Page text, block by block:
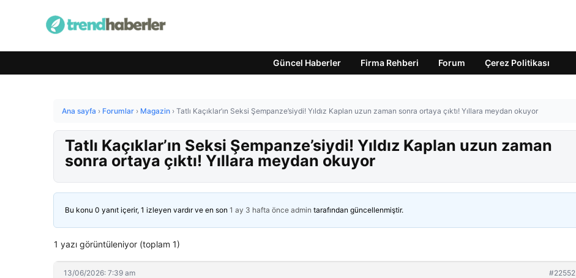
Güncel Haberler Firma Rehberi Forum Çerez Politikası
Ana sayfa › Forumlar › Magazin › Tatlı Kaçıklar’ın Seksi Şempanze’siydi! Yıldız Kaplan uzun zaman sonra ortaya çıktı! Yıllara meydan okuyor
Tatlı Kaçıklar’ın Seksi Şempanze’siydi! Yıldız Kaplan uzun zaman
sonra ortaya çıktı! Yıllara meydan okuyor
Bu konu 0 yanıt içerir, 1 izleyen vardır ve en son 1 ay 3 hafta önce admin tarafından güncellenmiştir.
1 yazı görüntüleniyor (toplam 1)
13/06/2026: 7:39 am #22552